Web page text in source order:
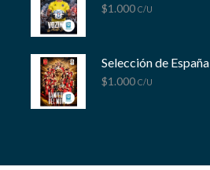
$1.000 C/U
Selección de España
$1.000 C/U